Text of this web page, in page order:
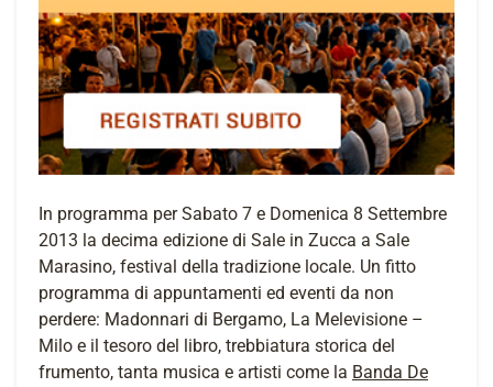
In programma per Sabato 7 e Domenica 8 Settembre
2013 la decima edizione di Sale in Zucca a Sale
Marasino, festival della tradizione locale. Un fitto
programma di appuntamenti ed eventi da non
perdere: Madonnari di Bergamo, La Melevisione –
Milo e il tesoro del libro, trebbiatura storica del
frumento, tanta musica e artisti come la Banda De